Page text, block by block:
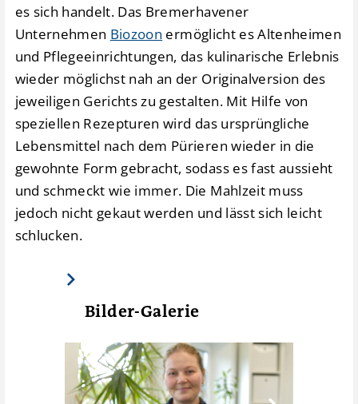
es sich handelt. Das Bremerhavener
Unternehmen Biozoon ermöglicht es Altenheimen
und Pflegeeinrichtungen, das kulinarische Erlebnis
wieder möglichst nah an der Originalversion des
jeweiligen Gerichts zu gestalten. Mit Hilfe von
speziellen Rezepturen wird das ursprüngliche
Lebensmittel nach dem Pürieren wieder in die
gewohnte Form gebracht, sodass es fast aussieht
und schmeckt wie immer. Die Mahlzeit muss
jedoch nicht gekaut werden und lässt sich leicht
schlucken.
Bilder-Galerie